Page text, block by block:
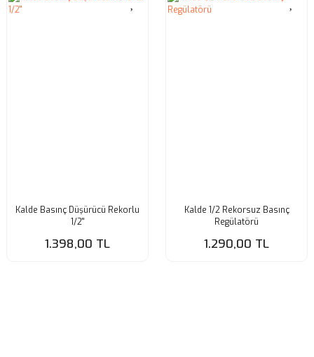
Kalde Basınç Düşürücü Rekorlu
1/2''
1.398,00 TL
Kalde 1/2 Rekorsuz Basınç
Regülatörü
1.290,00 TL